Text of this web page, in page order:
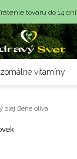
tovaru do 14 dní
dodanie <36 hod
dodanie <36 hod
vitamíny
olej Bene oliva